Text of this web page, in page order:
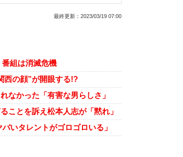
最終更新： 2023/03/19 07:00
組は消滅危機
西の顔”が開眼する!?
なかった「有害な男らしさ」
ことを訴え松本人志が「黙れ」
いタレントがゴロゴロいる」